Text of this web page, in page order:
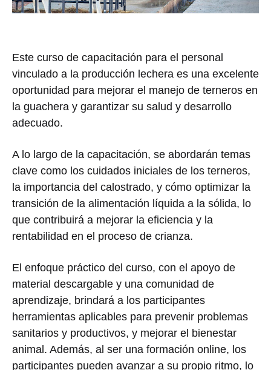
Este curso de capacitación para el personal
vinculado a la producción lechera es una excelente
oportunidad para mejorar el manejo de terneros en
la guachera y garantizar su salud y desarrollo
adecuado.
A lo largo de la capacitación, se abordarán temas
clave como los cuidados iniciales de los terneros,
la importancia del calostrado, y cómo optimizar la
transición de la alimentación líquida a la sólida, lo
que contribuirá a mejorar la eficiencia y la
rentabilidad en el proceso de crianza.
El enfoque práctico del curso, con el apoyo de
material descargable y una comunidad de
aprendizaje, brindará a los participantes
herramientas aplicables para prevenir problemas
sanitarios y productivos, y mejorar el bienestar
animal. Además, al ser una formación online, los
participantes pueden avanzar a su propio ritmo, lo